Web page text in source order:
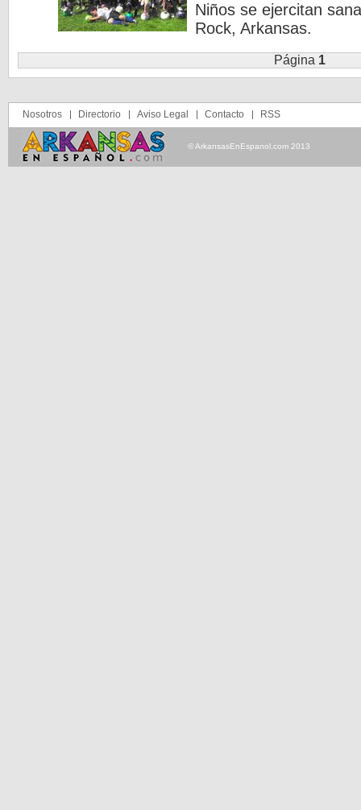
Niños se ejercitan
Rock, Arkansas.
Página 1
Nosotros Directorio Aviso Legal Contacto RSS
© ArkansasEnEspanol.com 2013